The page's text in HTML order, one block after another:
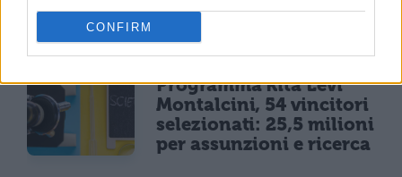
CONFIRM
NEWS SCUOLA E UNIVERSITÀ
Programma Rita Levi
Montalcini, 54 vincitori
selezionati: 25,5 milioni
per assunzioni e ricerca